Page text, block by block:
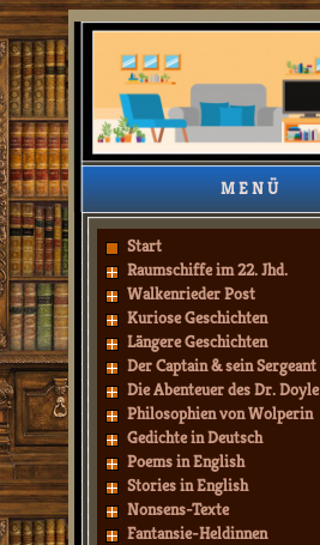
M E N Ü
Start
Raumschiffe im 22. Jhd.
Walkenrieder Post
Kuriose Geschichten
Längere Geschichten
Der Captain & sein Sergeant
Die Abenteuer des Dr. Doyle
Philosophien von Wolperin
Gedichte in Deutsch
Poems in English
Stories in English
Nonsens-Texte
Fantansie-Heldinnen